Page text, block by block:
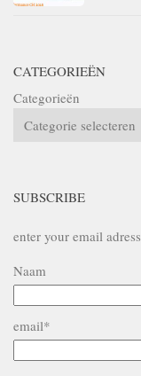
CATEGORIEËN
Categorieën
SUBSCRIBE
enter your email adress
Naam
email*